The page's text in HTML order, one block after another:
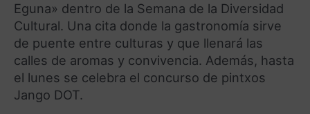
Eguna» dentro de la Semana de la Diversidad
Cultural. Una cita donde la gastronomía sirve
de puente entre culturas y que llenará las
calles de aromas y convivencia. Además, hasta
el lunes se celebra el concurso de pintxos
Jango DOT.